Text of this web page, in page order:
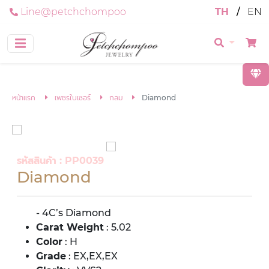
Line@petchchompoo TH / EN
หน้าแรก เพชรใบเซอร์ กลม Diamond
รหัสสินค้า : PP0039
Diamond
- 4C’s Diamond
Carat Weight : 5.02
Color : H
Grade : EX,EX,EX